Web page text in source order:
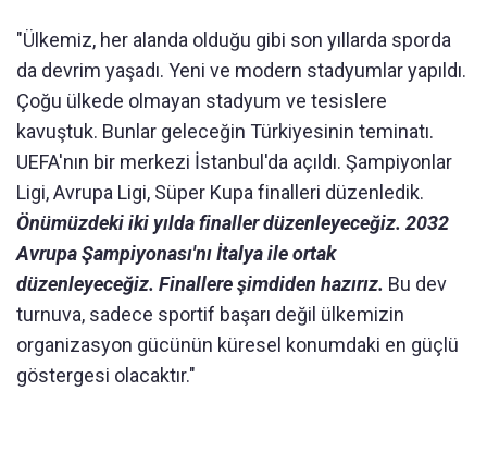
"Ülkemiz, her alanda olduğu gibi son yıllarda sporda
da devrim yaşadı. Yeni ve modern stadyumlar yapıldı.
Çoğu ülkede olmayan stadyum ve tesislere
kavuştuk. Bunlar geleceğin Türkiyesinin teminatı.
UEFA'nın bir merkezi İstanbul'da açıldı. Şampiyonlar
Ligi, Avrupa Ligi, Süper Kupa finalleri düzenledik.
Önümüzdeki iki yılda finaller düzenleyeceğiz. 2032
Avrupa Şampiyonası'nı İtalya ile ortak
düzenleyeceğiz. Finallere şimdiden hazırız. Bu dev
turnuva, sadece sportif başarı değil ülkemizin
organizasyon gücünün küresel konumdaki en güçlü
göstergesi olacaktır."